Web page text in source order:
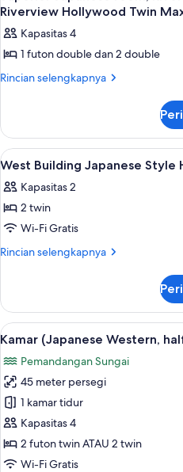
Open
Air
Bath
Western
Room
with
Open
semua
foto
untuk
Superior
Japanese
view,
Non-
smoking
Riverview
Hollywood
Twin
3
Riverview Hollywood Twin
Kapasitas 4
1 futon double dan 2 double
Rincian selengkapnya
Rincian
Superior
Japanese
room,
view,
Non-
Riverview
Hollywood
Lihat
semua
foto
untuk
West
Building
Hollywood
Twin
Room
3
West Building Japanese Style
Kapasitas 2
2 twin
Wi-Fi Gratis
Rincian selengkapnya
Rincian
West
Building
Japanese
Hollywood
Twin
Room
Lihat
semua
foto
untuk
Kamar
(Japanese
Western,
half
8
Kamar (Japanese Western,
Pemandangan Sungai
45 meter persegi
1 kamar tidur
Kapasitas 4
2 futon twin ATAU 2 twin
Wi-Fi Gratis